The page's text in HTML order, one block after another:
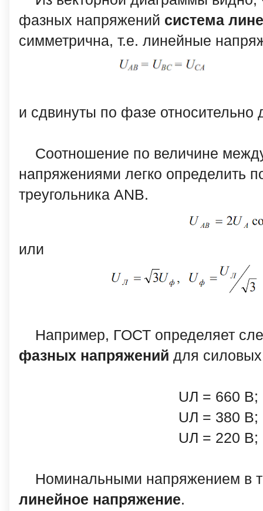
фазных напряжений система
симметрична, т.е. линейные
и сдвинуты по фазе относительно
Соотношение по величине
напряжениями легко определить
треугольника ANB.
или
Например, ГОСТ определяет
фазных напряжений для
UЛ = 660
UЛ = 380
UЛ = 220
Номинальными напряжением в
линейное напряжение.